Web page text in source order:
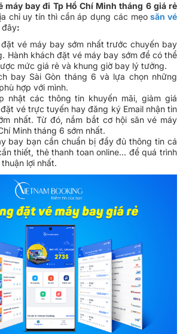
máy bay đi Tp Hồ Chí Minh tháng 6 giá rẻ
chỉ uy tín thì cần áp dụng các mẹosăn vé
đây:
đặt vé máy bay sớm nhất trước chuyến bay
Hành khách đặt vé máy bay sớm để có thể
mức giá rẻ và khung giờ bay lý tưởng.
bay Sài Gòn tháng 6 và lựa chọn những
hợp với mình.
nhật các thông tin khuyến mãi, giảm giá
vé trực tuyến hay đăng ký Email nhận tin
nhất. Từ đó, nắm bắt cơ hội săn vé máy
Minh tháng 6 sớm nhất.
bay bạn cần chuẩn bị đầy đủ thông tin cá
thiết, thẻ thanh toan online... để quá trình
lợi nhất.